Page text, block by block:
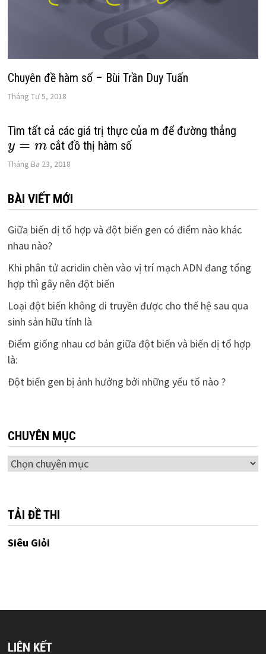
Chuyên đề hàm số – Bùi Trần Duy Tuấn
Tháng Tư 5, 2018
Tìm tất cả các giá trị thực của m để đường thẳng
y = m cắt đồ thị hàm số
Tháng Ba 23, 2018
BÀI VIẾT MỚI
Giữa biến dị tổ hợp và đột biến gen có điểm nào khác
nhau nào?
Khi phân tử acridin chèn vào vị trí mạch ADN đang tổng
hợp thì gây nên đột biến
Loại đột biến không di truyền được cho thế hệ sau qua
sinh sản hữu tính là
Điểm giống nhau cơ bản giữa đột biến và biến dị tổ hợp
là:
Đột biến gen bị ảnh hưởng bởi những yếu tố nào ?
CHUYÊN MỤC
Chuyên
TẢI ĐỀ THI
Siêu Giỏi
LIÊN KẾT